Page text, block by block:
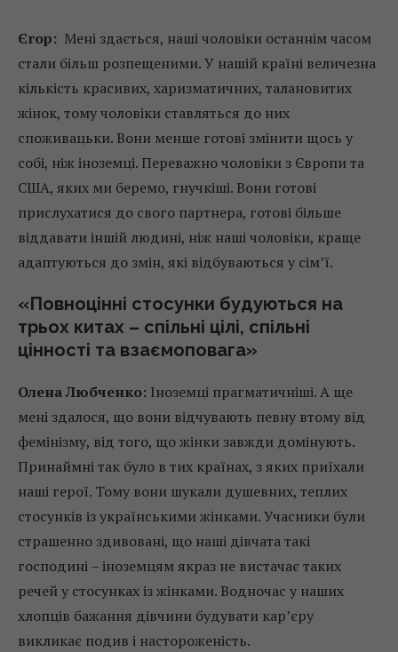
Єгор: Мені здається, наші чоловіки останнім часом
стали більш розпещеними. У нашій країні величезна
кількість красивих, харизматичних, талановитих
жінок, тому чоловіки ставляться до них
споживацьки. Вони менше готові змінити щось у
собі, ніж іноземці. Переважно чоловіки з Європи та
США, яких ми беремо, гнучкіші. Вони готові
прислухатися до свого партнера, готові більше
віддавати іншій людині, ніж наші чоловіки, краще
адаптуються до змін, які відбуваються у сім’ї.
«Повноцінні стосунки будуються на
трьох китах – спільні цілі, спільні
цінності та взаємоповага»
Олена Любченко: Іноземці прагматичніші. А ще
мені здалося, що вони відчувають певну втому від
фемінізму, від того, що жінки завжди домінують.
Принаймні так було в тих країнах, з яких приїхали
наші герої. Тому вони шукали душевних, теплих
стосунків із українськими жінками. Учасники були
страшенно здивовані, що наші дівчата такі
господині – іноземцям якраз не вистачає таких
речей у стосунках із жінками. Водночас у наших
хлопців бажання дівчини будувати кар’єру
викликає подив і настороженість.